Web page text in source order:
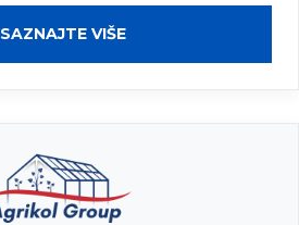
SAZNAJTE VIŠE